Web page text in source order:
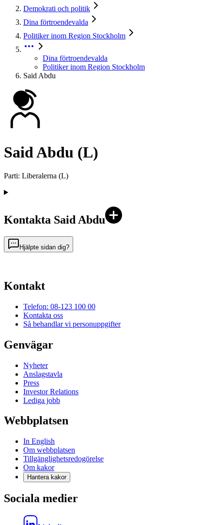
Demokrati och politik
Dina förtroendevalda
Politiker inom Region Stockholm
Dina förtroendevalda
Politiker inom Region Stockholm
Said Abdu
Said Abdu (L)
Parti: Liberalerna (L)
Kontakta Said Abdu
Hjälpte sidan dig?
Kontakt
Telefon: 08-123 100 00
Kontakta oss
Så behandlar vi personuppgifter
Genvägar
Nyheter
Anslagstavla
Press
Investor Relations
Lediga jobb
Webbplatsen
In English
Om webbplatsen
Tillgänglighetsredogörelse
Om kakor
Hantera kakor
Sociala medier